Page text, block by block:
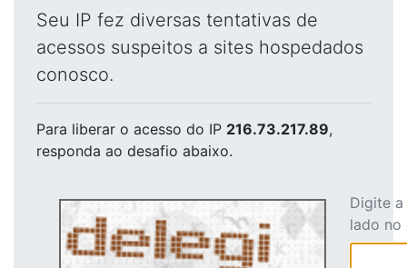
Seu IP fez diversas tentativas de
acessos suspeitos a sites hospedados
conosco.
Para liberar o acesso do IP 216.73.217.89,
responda ao desafio abaixo.
Digite
lado no